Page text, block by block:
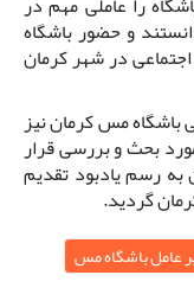
و حضور باشگاه
در شهر کرمان
باشگاه مس کرمان نیز
بحث و بررسی قرار
رسم یادبود تقدیم
گردید.
عامل باشگاه مس